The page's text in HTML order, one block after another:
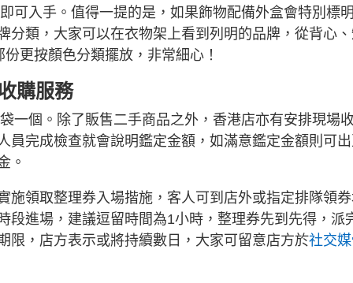
可入手。值得一提的是，如果飾物配備外盒會特別標
分類，大家可以在衣物架上看到列明的品牌，從背心
更按顏色分類擺放，非常細心！
購服務
一個。除了販售二手商品之外，香港店亦有安排現場
員完成檢查就會說明鑑定金額，如滿意鑑定金額則可
。
施領取整理券入場揩施，客人可到店外或指定排隊領
段進場，建議逗留時間為1小時，整理券先到先得，派
限，店方表示或將持續數日，大家可留意店方於社交